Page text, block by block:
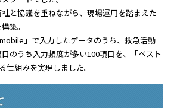
と協議を重ねながら、現場運用を踏まえた
築。
」で入力したデータのうち、救急活動
のうち入力頻度が多い100項目を、「ベスト
仕組みを実現しました。